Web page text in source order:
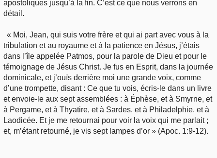
apostoliques jusqu’à la fin. C’est ce que nous verrons en
détail.
« Moi, Jean, qui suis votre frère et qui ai part avec vous à la
tribulation et au royaume et à la patience en Jésus, j’étais
dans l’île appelée Patmos, pour la parole de Dieu et pour le
témoignage de Jésus Christ. Je fus en Esprit, dans la journée
dominicale, et j’ouïs derrière moi une grande voix, comme
d’une trompette, disant : Ce que tu vois, écris-le dans un livre
et envoie-le aux sept assemblées : à Éphèse, et à Smyrne, et
à Pergame, et à Thyatire, et à Sardes, et à Philadelphie, et à
Laodicée. Et je me retournai pour voir la voix qui me parlait ;
et, m’étant retourné, je vis sept lampes d’or » (Apoc. 1:9-12).